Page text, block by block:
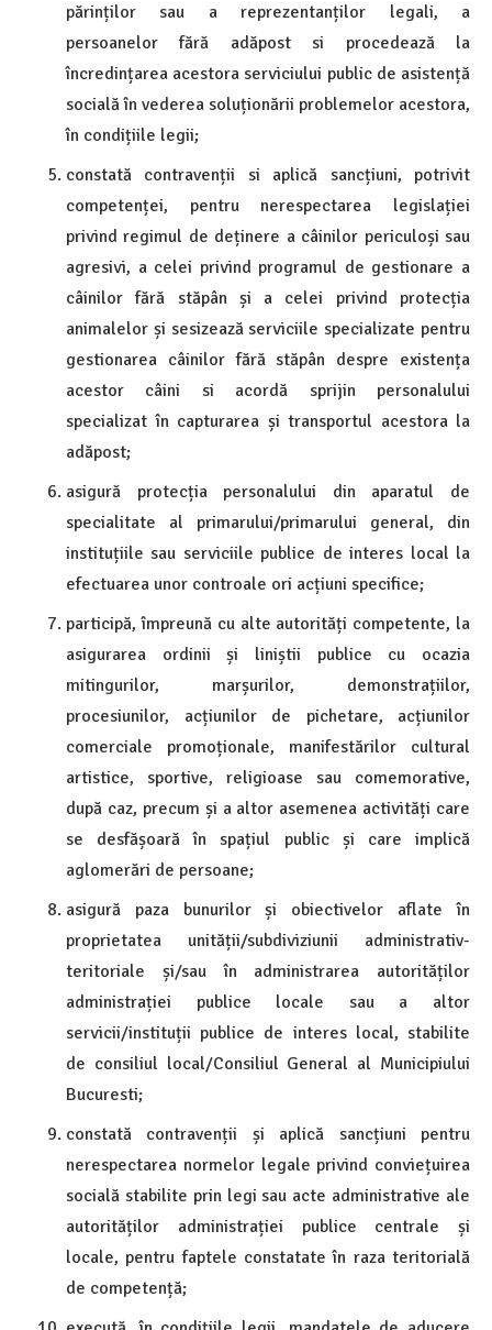
părinților sau a reprezentanților legali, a
persoanelor fără adăpost si procedează la
încredințarea acestora serviciului public de asistență
socială în vederea soluționării problemelor acestora,
în condițiile legii;
constată contravenții si aplică sancțiuni, potrivit
competenței, pentru nerespectarea legislației
privind regimul de deținere a câinilor periculoși sau
agresivi, a celei privind programul de gestionare a
câinilor fără stăpân și a celei privind protecția
animalelor și sesizează serviciile specializate pentru
gestionarea câinilor fără stăpân despre existența
acestor câini si acordă sprijin personalului
specializat în capturarea și transportul acestora la
adăpost;
asigură protecția personalului din aparatul de
specialitate al primarului/primarului general, din
instituțiile sau serviciile publice de interes local la
efectuarea unor controale ori acțiuni specifice;
participă, împreună cu alte autorități competente, la
asigurarea ordinii și liniștii publice cu ocazia
mitingurilor, marșurilor, demonstrațiilor,
procesiunilor, acțiunilor de pichetare, acțiunilor
comerciale promoționale, manifestărilor cultural
artistice, sportive, religioase sau comemorative,
după caz, precum și a altor asemenea activități care
se desfășoară în spațiul public și care implică
aglomerări de persoane;
asigură paza bunurilor și obiectivelor aflate în
proprietatea unității/subdiviziunii administrativ-
teritoriale și/sau în administrarea autorităților
administrației publice locale sau a altor
servicii/instituții publice de interes local, stabilite
de consiliul local/Consiliul General al Municipiului
Bucuresti;
constată contravenții și aplică sancțiuni pentru
nerespectarea normelor legale privind conviețuirea
socială stabilite prin legi sau acte administrative ale
autorităților administrației publice centrale și
locale, pentru faptele constatate în raza teritorială
de competență;